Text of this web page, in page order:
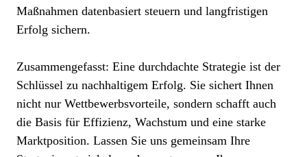
Maßnahmen datenbasiert steuern und langfristigen
Erfolg sichern.
Zusammengefasst: Eine durchdachte Strategie ist der
Schlüssel zu nachhaltigem Erfolg. Sie sichert Ihnen
nicht nur Wettbewerbsvorteile, sondern schafft auch
die Basis für Effizienz, Wachstum und eine starke
Marktposition. Lassen Sie uns gemeinsam Ihre